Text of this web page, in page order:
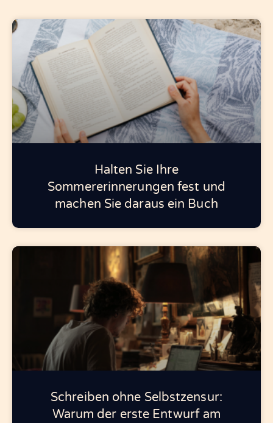
Halten Sie Ihre
Sommererinnerungen fest und
machen Sie daraus ein Buch
Schreiben ohne Selbstzensur:
Warum der erste Entwurf am